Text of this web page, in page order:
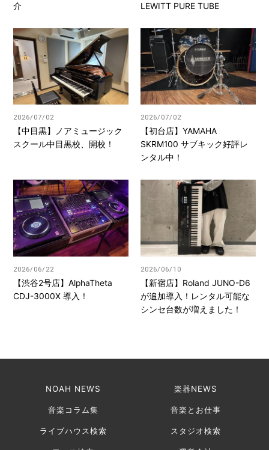
介
LEWITT PURE TUBE
2026/07/02
【中目黒】ノアミュージック
スクール中目黒校、開校！
2026/07/02
【初台店】YAMAHA
SKRM100 サブキック好評レ
ンタル中！
2026/06/22
【渋谷2号店】AlphaTheta
CDJ-3000X 導入！
2026/06/10
【新宿店】Roland JUNO-D6
が追加導入！レンタル可能な
シンセ台数が増えました！
NOAH NEWS 楽器NEWS
音楽コラム集 音楽とお仕事
ライブハウス検索 スタジオ検索